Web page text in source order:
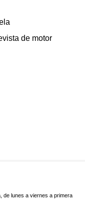
de motor
de lunes a viernes a primera